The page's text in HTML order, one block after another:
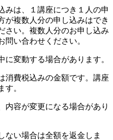
は、１講座につき１人の申
が複数人分の申し込みはでき
さい。複数人分のお申し込み
問い合わせください。
変動する場合があります。
消費税込みの金額です。講座
す。
容が変更になる場合があり
い場合は全額を返金しま